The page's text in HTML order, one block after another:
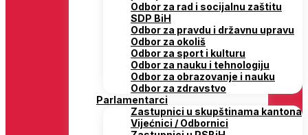
Odbor za rad i socijalnu zaštitu
SDP BiH
Odbor za pravdu i državnu upravu
Odbor za okoliš
Odbor za sport i kulturu
Odbor za nauku i tehnologiju
Odbor za obrazovanje i nauku
Odbor za zdravstvo
Parlamentarci
Zastupnici u skupštinama kantona
Vijećnici / Odbornici